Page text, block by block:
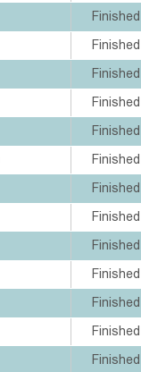
Finished
Finished
Finished
Finished
Finished
Finished
Finished
Finished
Finished
Finished
Finished
Finished
Finished